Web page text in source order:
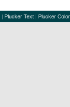
| Plucker Text | Plucker Color